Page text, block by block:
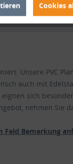
Unsere PVC
auch mit
sich
nehmen Sie
Feld Bemerkung
Cookies